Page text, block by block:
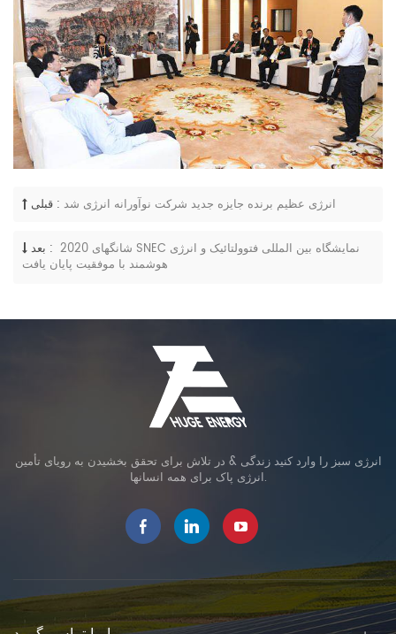
قبلی : انرژی عظیم برنده جایزه جدید شرکت نوآورانه انرژی شد
بعد : 2020 شانگهای SNEC نمایشگاه بین المللی فتوولتائیک و انرژی
هوشمند با موفقیت پایان یافت
انرژی سبز را وارد کنید زندگی & در تلاش برای تحقق بخشیدن به رویای تأمین
انرژی پاک برای همه انسانها.